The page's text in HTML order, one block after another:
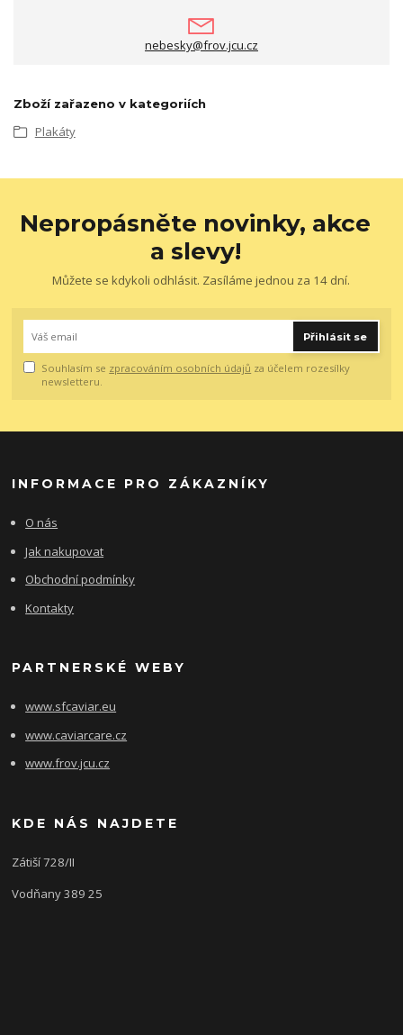
nebesky@frov.jcu.cz
Zboží zařazeno v kategoriích
Plakáty
Nepropásněte novinky, akce
a slevy!
Můžete se kdykoli odhlásit. Zasíláme jednou za 14 dní.
Přihlásit se
Souhlasím se zpracováním osobních údajů za účelem rozesílky
newsletteru.
INFORMACE PRO ZÁKAZNÍKY
O nás
Jak nakupovat
Obchodní podmínky
Kontakty
PARTNERSKÉ WEBY
www.sfcaviar.eu
www.caviarcare.cz
www.frov.jcu.cz
KDE NÁS NAJDETE
Zátiší 728/II
Vodňany 389 25